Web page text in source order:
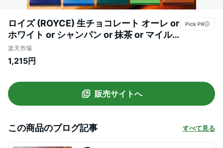
ロイズ (ROYCE) 生チョコレート オーレ or
ホワイト or シャンパン or 抹茶 or マイル
ドミルク 御中元 2026 ギフト プチギフト
札幌 スイーツ お菓子 推し活 推し色 ご褒美
勤 お礼 お返し 有名 定番
楽天市場
1,215円
販売サイトへ
この商品のブログ記事 すべて見る